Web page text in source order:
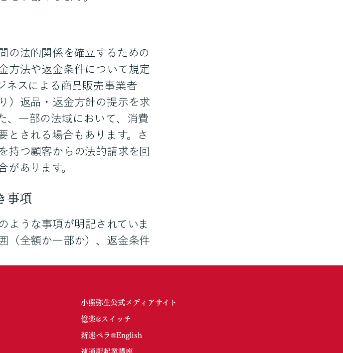
の法的関係を確立するための
方法や返金条件について規定
ネスによる商品販売事業者
）返品・返金方針の提示を求
、一部の法域において、消費
とされる場合もあります。さ
持つ顧客からの法的請求を回
があります。
事項
ような事項が明記されていま
（全額か一部か）、返金条件
小熊弥生公式メディアサイト
億楽®︎スイッチ
新速ペラ®︎English